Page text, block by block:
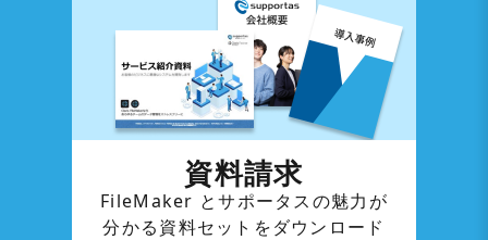
資料請求
FileMaker とサポータスの魅力が
分かる資料セットをダウンロード